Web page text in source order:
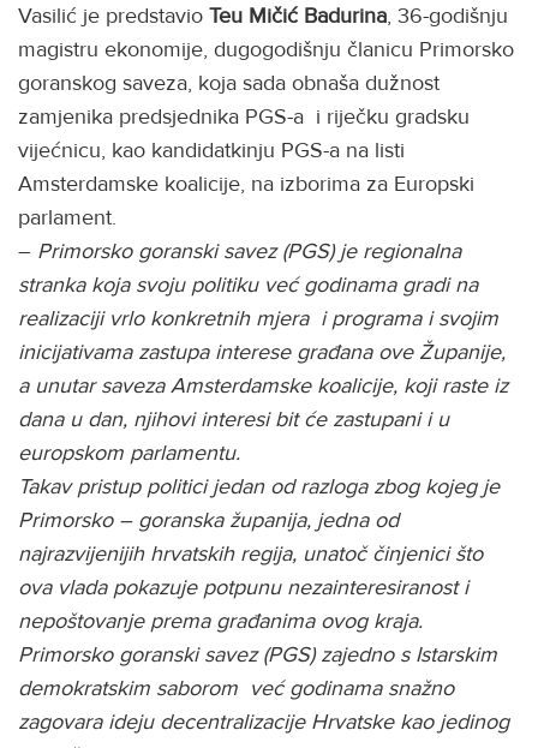
Vasilić je predstavio Teu Mičić Badurina, 36-godišnju
magistru ekonomije, dugogodišnju članicu Primorsko
goranskog saveza, koja sada obnaša dužnost
zamjenika predsjednika PGS-a i riječku gradsku
vijećnicu, kao kandidatkinju PGS-a na listi
Amsterdamske koalicije, na izborima za Europski
parlament.
– Primorsko goranski savez (PGS) je regionalna
stranka koja svoju politiku već godinama gradi na
realizaciji vrlo konkretnih mjera i programa i svojim
inicijativama zastupa interese građana ove Županije,
a unutar saveza Amsterdamske koalicije, koji raste iz
dana u dan, njihovi interesi bit će zastupani i u
europskom parlamentu.
Takav pristup politici jedan od razloga zbog kojeg je
Primorsko – goranska županija, jedna od
najrazvijenijih hrvatskih regija, unatoč činjenici što
ova vlada pokazuje potpunu nezainteresiranost i
nepoštovanje prema građanima ovog kraja.
Primorsko goranski savez (PGS) zajedno s Istarskim
demokratskim saborom već godinama snažno
zagovara ideju decentralizacije Hrvatske kao jedinog